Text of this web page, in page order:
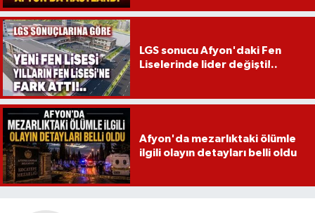
LGS sonucu Afyon'daki Fen
Liselerinde lider değişti!..
Afyon'da mezarlıktaki ölümle
ilgili olayın detayları belli oldu